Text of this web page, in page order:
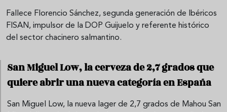
Fallece Florencio Sánchez, segunda generación de Ibéricos
FISAN, impulsor de la DOP Guijuelo y referente histórico
del sector chacinero salmantino.
San Miguel Low, la cerveza de 2,7 grados que
quiere abrir una nueva categoría en España
San Miguel Low, la nueva lager de 2,7 grados de Mahou San